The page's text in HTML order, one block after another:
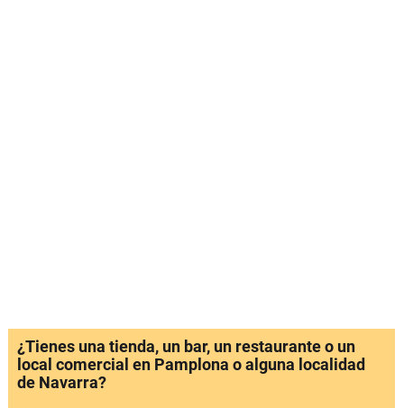
¿Tienes una tienda, un bar, un restaurante o un
local comercial en Pamplona o alguna localidad
de Navarra?